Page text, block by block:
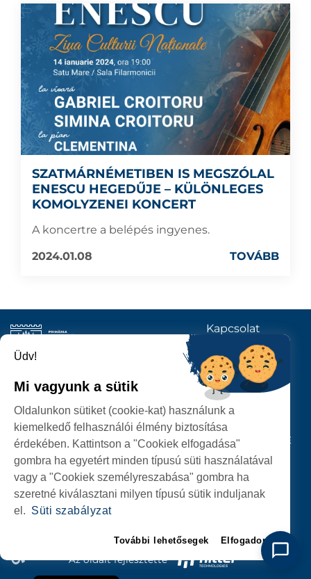
SZATMÁRNÉMETIBEN IS MEGSZÓLAL
ENESCU HEGEDŰJE – KÜLÖNLEGES
KOMOLYZENEI KONCERT
A koncertre a belépés ingyenes.
2024.01.08
TOVÁBB
SZEMÉLYES ADATOK VÉDELME
Az oldalt fejlesztette
SZATMÁRNÉMETI
POLGÁRMESTERI HIVATAL
P-ȚA 25 OCTOMBRIE, NR. 1 CORP M, 440026 SATU MARE
Kapcsolat
KÖVESSENEK
Üdv!
Mi vagyunk a sütik
Oldalunkon sütiket (cookie-kat) használunk a
kiemelkedő felhasználói élmény biztosítása
érdekében. Kattintson a "Cookiek elfogadása"
gombra ha egyetért minden típusú süti használatával
vagy a "Cookiek személyreszabása" gombra ha
szeretné kiválasztani milyen típusú sütik induljanak
el. Süti szabályzat
További lehetősegek Elfogadom